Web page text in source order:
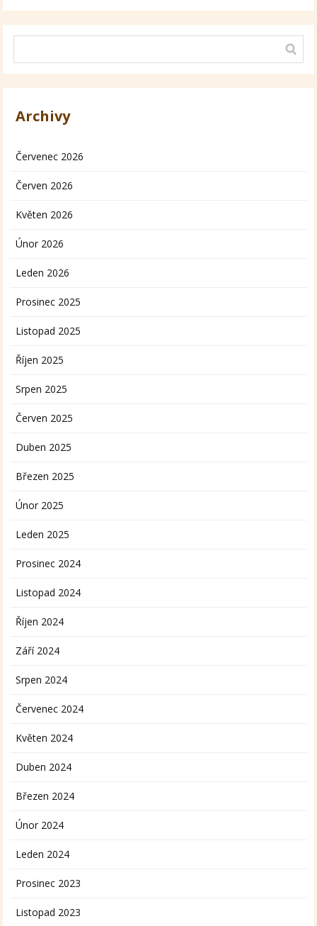
Archivy
Červenec 2026
Červen 2026
Květen 2026
Únor 2026
Leden 2026
Prosinec 2025
Listopad 2025
Říjen 2025
Srpen 2025
Červen 2025
Duben 2025
Březen 2025
Únor 2025
Leden 2025
Prosinec 2024
Listopad 2024
Říjen 2024
Září 2024
Srpen 2024
Červenec 2024
Květen 2024
Duben 2024
Březen 2024
Únor 2024
Leden 2024
Prosinec 2023
Listopad 2023